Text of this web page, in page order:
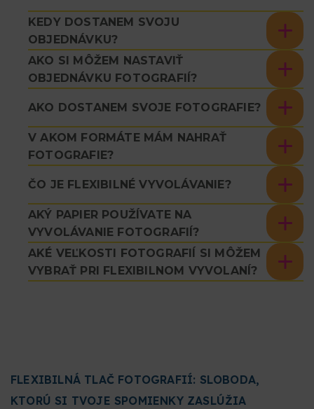
KEDY DOSTANEM SVOJU
OBJEDNÁVKU?
AKO SI MÔŽEM NASTAVIŤ
OBJEDNÁVKU FOTOGRAFIÍ?
AKO DOSTANEM SVOJE FOTOGRAFIE?
V AKOM FORMÁTE MÁM NAHRAŤ
FOTOGRAFIE?
ČO JE FLEXIBILNÉ VYVOLÁVANIE?
AKÝ PAPIER POUŽÍVATE NA
VYVOLÁVANIE FOTOGRAFIÍ?
AKÉ VEĽKOSTI FOTOGRAFIÍ SI MÔŽEM
VYBRAŤ PRI FLEXIBILNOM VYVOLANÍ?
FLEXIBILNÁ TLAČ FOTOGRAFIÍ: SLOBODA,
KTORÚ SI TVOJE SPOMIENKY ZASLÚŽIA